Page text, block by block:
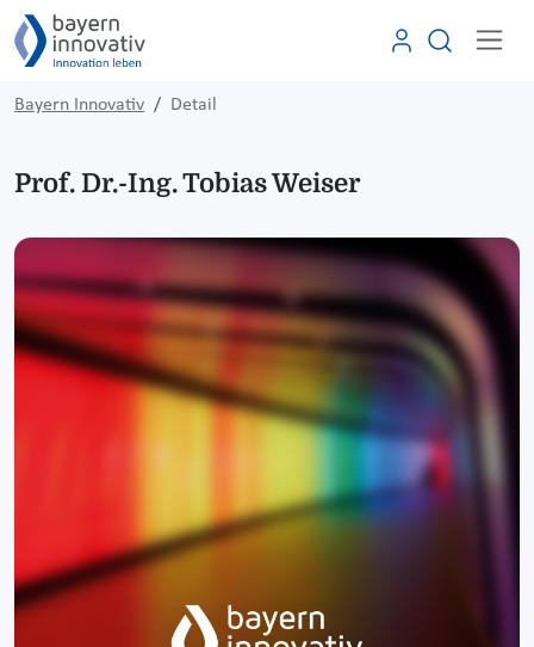
Bayern Innovativ Detail
Prof. Dr.-Ing. Tobias Weiser